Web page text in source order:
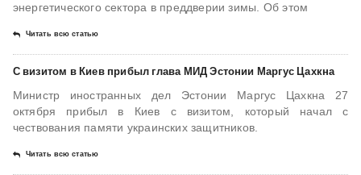
энергетического сектора в преддверии зимы. Об этом
Читать всю статью
С визитом в Киев прибыл глава МИД Эстонии Маргус Цахкна
Министр иностранных дел Эстонии Маргус Цахкна 27
октября прибыл в Киев с визитом, который начал с
чествования памяти украинских защитников.
Читать всю статью